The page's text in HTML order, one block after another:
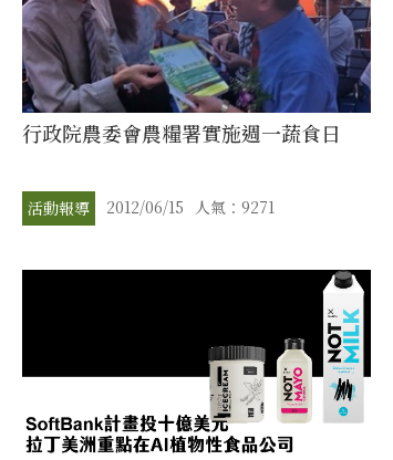
行政院農委會農糧署實施週一蔬食日
活動報導 2012/06/15 人氣：9271